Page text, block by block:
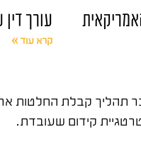
עורך
קרא עוד »
תהליך קבלת החלטות
קידום שעובדת.